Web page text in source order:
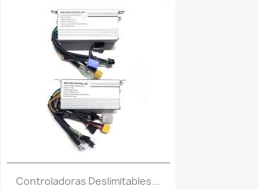
Vista rápida
Controladoras Deslimitables...